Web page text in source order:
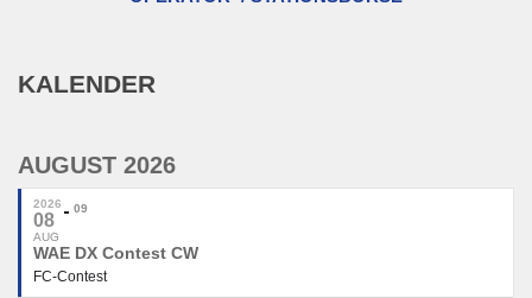
KALENDER
AUGUST 2026
2026
08
AUG
09
WAE DX Contest CW
FC-Contest